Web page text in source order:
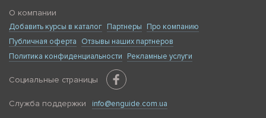
О компании
Добавить курсы в каталог Партнеры
Про компанию
Публичная оферта
Отзывы наших партнеров
Политика конфиденциальности
Рекламные услуги
Социальные страницы
Служба поддержки info@enguide.com.ua